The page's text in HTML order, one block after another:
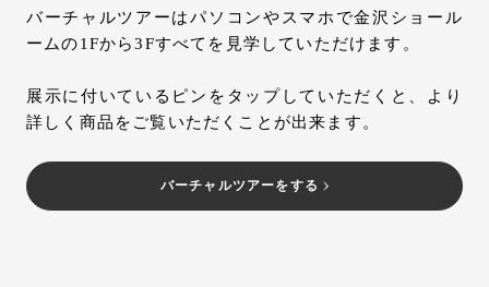
サポート
JP
CN
バーチャルツアーはパソコンやスマホで金沢ショール
ームの1Fから3Fすべてを見学していただけます。
展示に付いているピンをタップしていただくと、より
詳しく商品をご覧いただくことが出来ます。
バーチャルツアーをする